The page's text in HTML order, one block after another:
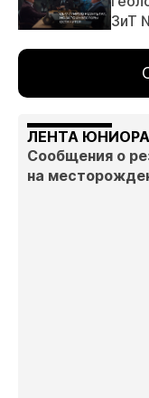
ЗиТ
ЛЕНТА ЮНИОРА
Сообщения о
на